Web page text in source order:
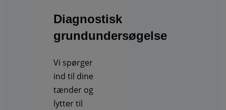
Diagnostisk
grundundersøgelse
Vi spørger
ind til dine
tænder og
lytter til